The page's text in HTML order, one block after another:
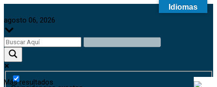
agosto 06, 2026
Más resultados
Idiomas